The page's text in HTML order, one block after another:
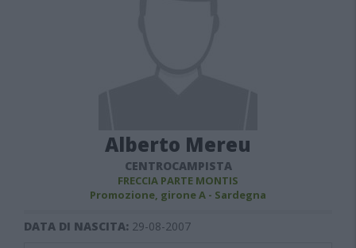
Alberto Mereu
CENTROCAMPISTA
FRECCIA PARTE MONTIS
Promozione, girone A - Sardegna
DATA DI NASCITA: 29-08-2007